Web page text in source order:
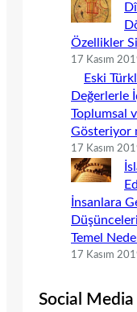
Özellikler
17 Kasım
Eski
Değerlerle
Toplumsal
Gösteriyor
17 Kasım
İnsanlara
Temel
17 Kasım
Social Media